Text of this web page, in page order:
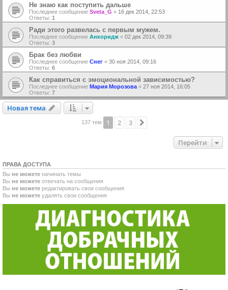
Не знаю как поступить дальше
Последнее сообщение Sveta_G « 16 дек 2014, 22:53
Ответы: 1
Ради этого развелась с первым мужем.
Последнее сообщение Анкоридж « 02 дек 2014, 09:39
Ответы: 3
Брак без любви
Последнее сообщение Снег « 30 ноя 2014, 09:16
Ответы: 6
Как справиться с эмоциональной зависимостью?
Последнее сообщение Мария Морозова « 27 ноя 2014, 16:05
Ответы: 7
Новая тема
Новаятема
137 тем 1 2 3
Перейти
ПРАВА ДОСТУПА
Вы не можете начинать темы
Вы не можете отвечать на сообщения
Вы не можете редактировать свои сообщения
Вы не можете удалять свои сообщения